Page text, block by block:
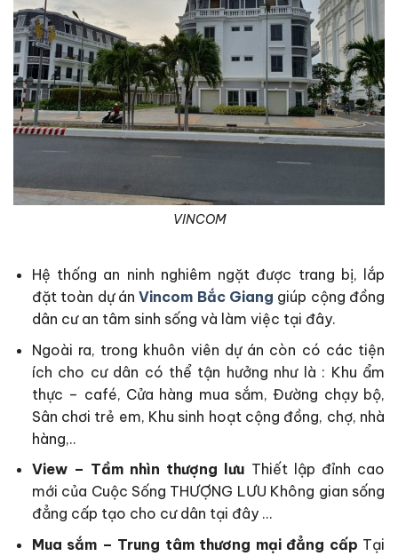
VINCOM
Hệ thống an ninh nghiêm ngặt được trang bị, lắp
đặt toàn dự ánVincom Bắc Giang giúp cộng đồng
dân cư an tâm sinh sống và làm việc tại đây.
Ngoài ra, trong khuôn viên dự án còn có các tiện
ích cho cư dân có thể tận hưởng như là : Khu ẩm
thực – café, Cửa hàng mua sắm, Đường chạy bộ,
Sân chơi trẻ em, Khu sinh hoạt cộng đồng, chợ, nhà
hàng,..
View – Tầm nhìn thượng lưu Thiết lập đỉnh cao
mới của Cuộc Sống THƯỢNG LƯU Không gian sống
đẳng cấp tạo cho cư dân tại đây …
Mua sắm – Trung tâm thương mại đẳng cấp Tại